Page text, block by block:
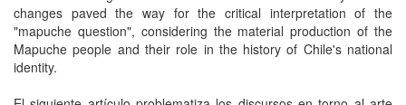
changes paved the way for the critical interpretation of the
"mapuche question", considering the material production of the
Mapuche people and their role in the history of Chile's national
identity.